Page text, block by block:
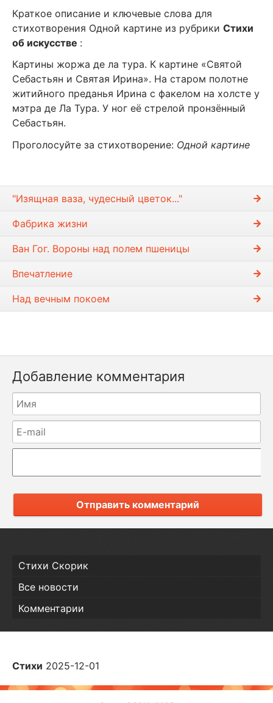
Краткое описание и ключевые слова для
стихотворения Одной картине из рубрики Стихи
об искусстве :
Картины жоржа де ла тура. К картине «Святой
Себастьян и Святая Ирина». На старом полотне
житийного преданья Ирина с факелом на холсте у
мэтра де Ла Тура. У ног её стрелой пронзённый
Себастьян.
Проголосуйте за стихотворение: Одной картине
"Изящная ваза, чудесный цветок..."
Фабрика жизни
Ван Гог. Вороны над полем пшеницы
Впечатление
Над вечным покоем
Добавление комментария
Отправить комментарий
Стихи Скорик
Все новости
Комментарии
Стихи 2025-12-01